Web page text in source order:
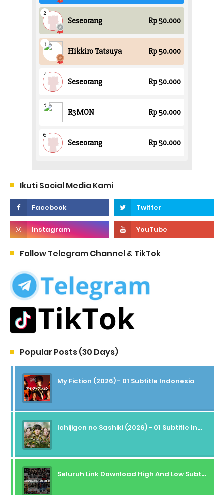
Ikuti Social Media Kami
Follow Telegram Channel & TikTok
Popular Posts (30 Days)
My Fiction (2026) - 01 Subtitle Indonesia
Ichijigen no Sashiki (2026) - 01 Subtitle Indonesia
Seluruh Link Download High And Low Subtitle Indonesia